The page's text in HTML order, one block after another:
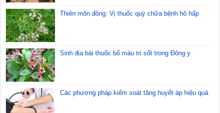
Thiên môn đông: Vị thuốc quý chữa bệnh hô hấp
Sinh địa bài thuốc bổ máu trị sốt trong Đông y
Các phương pháp kiểm soát tăng huyết áp hiệu quả